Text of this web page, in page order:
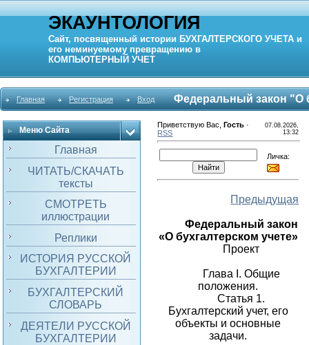
ЭКАУНТОЛОГИЯ
Сайт, посвященный истории БУХГАЛТЕРСКОГО УЧЕТА и
его неминуемому превращению в
КОМПЬЮТЕРНЫЙ УЧЕТ
Главная Регистрация Вход Федеральный закон "О
Меню Сайта
Главная
ЧИТАТЬ/СКАЧАТЬ
тексты
СМОТРЕТЬ
иллюстрации
Реплики
ИСТОРИЯ РУССКОЙ
БУХГАЛТЕРИИ
БУХГАЛТЕРСКИЙ
СЛОВАРЬ
ДЕЯТЕЛИ РУССКОЙ
БУХГАЛТЕРИИ
Приветствую Вас ,Гость ·
RSS
07.08.2026,
13:32
Личка:
Предыдущая
Федеральный закон
«О бухгалтерском учете»
Проект
Глава I. Общие
положения.
Статья 1.
Бухгалтерский учет, его
объекты и основные
задачи.